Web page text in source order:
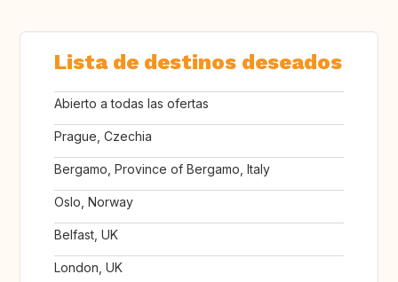
Lista de destinos deseados
Abierto a todas las ofertas
Prague, Czechia
Bergamo, Province of Bergamo, Italy
Oslo, Norway
Belfast, UK
London, UK